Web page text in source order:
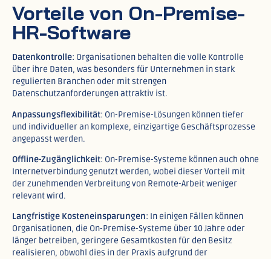
Vorteile von On-Premise-
HR-Software
Datenkontrolle: Organisationen behalten die volle Kontrolle
über ihre Daten, was besonders für Unternehmen in stark
regulierten Branchen oder mit strengen
Datenschutzanforderungen attraktiv ist.​
Anpassungsflexibilität: On-Premise-Lösungen können tiefer
und individueller an komplexe, einzigartige Geschäftsprozesse
angepasst werden.​
Offline-Zugänglichkeit: On-Premise-Systeme können auch ohne
Internetverbindung genutzt werden, wobei dieser Vorteil mit
der zunehmenden Verbreitung von Remote-Arbeit weniger
relevant wird.​
Langfristige Kosteneinsparungen: In einigen Fällen können
Organisationen, die On-Premise-Systeme über 10 Jahre oder
länger betreiben, geringere Gesamtkosten für den Besitz
realisieren, obwohl dies in der Praxis aufgrund der